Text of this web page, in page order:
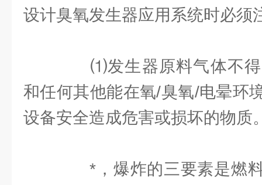
设计臭氧发生器应用系统时必须
⑴发生器原料气体不得
和任何其他能在氧/臭氧/电晕环
设备安全造成危害或损坏的物质
*，爆炸的三要素是燃料